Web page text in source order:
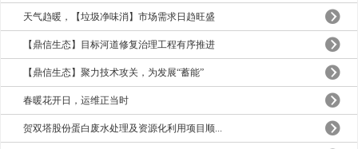
天气趋暖，【垃圾净味消】市场需求日趋旺盛
【鼎信生态】目标河道修复治理工程有序推进
【鼎信生态】聚力技术攻关，为发展“蓄能”
春暖花开日，运维正当时
贺双塔股份蛋白废水处理及资源化利用项目顺...